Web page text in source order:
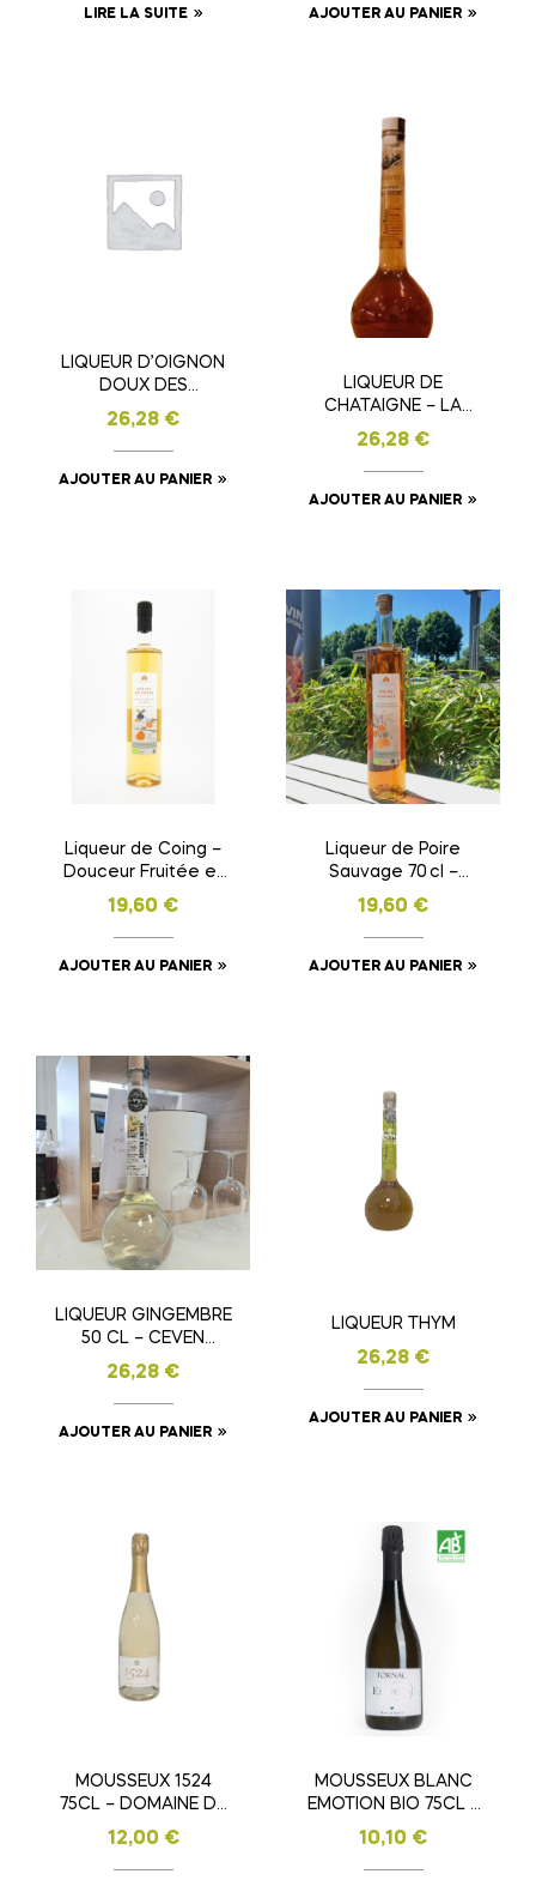
LIRE LA SUITE AJOUTER AU PANIER
LIQUEUR D’OIGNON
DOUX DES
CEVENNES 50 CL –
DISTILLERIE B&G
26,28 €
AJOUTER AU PANIER
LIQUEUR DE
CHATAIGNE – LA
CASTAGNE- 50CL
26,28 €
AJOUTER AU PANIER
Liqueur de Coing –
Douceur Fruitée et
Saveurs
Authentiques
19,60 €
AJOUTER AU PANIER
Liqueur de Poire
Sauvage 70 cl –
Ferme des Homs
19,60 €
AJOUTER AU PANIER
LIQUEUR GINGEMBRE
50 CL – CEVEN
TEASES
26,28 €
AJOUTER AU PANIER
LIQUEUR THYM
26,28 €
AJOUTER AU PANIER
MOUSSEUX 1524
75CL – DOMAINE DE
CAUVIAC
12,00 €
MOUSSEUX BLANC
EMOTION BIO 75CL –
VIGNERONS DE
TORNAC
10,10 €